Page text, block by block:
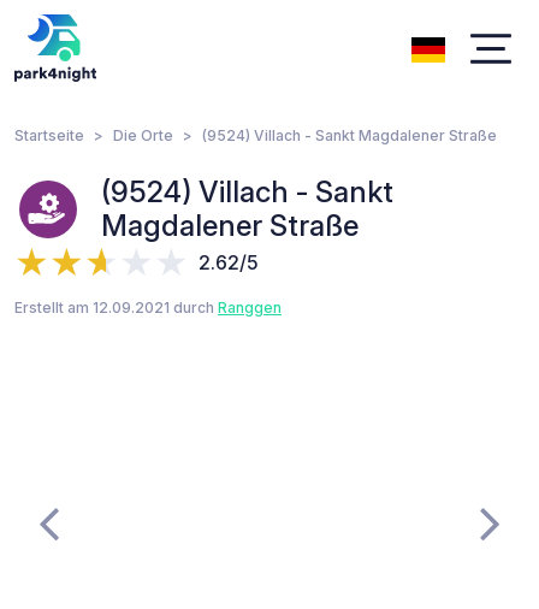
Startseite Die Orte (9524) Villach - Sankt Magdalener Straße
(9524) Villach - Sankt
Magdalener Straße
2.62/5
Erstellt am 12.09.2021 durch Ranggen